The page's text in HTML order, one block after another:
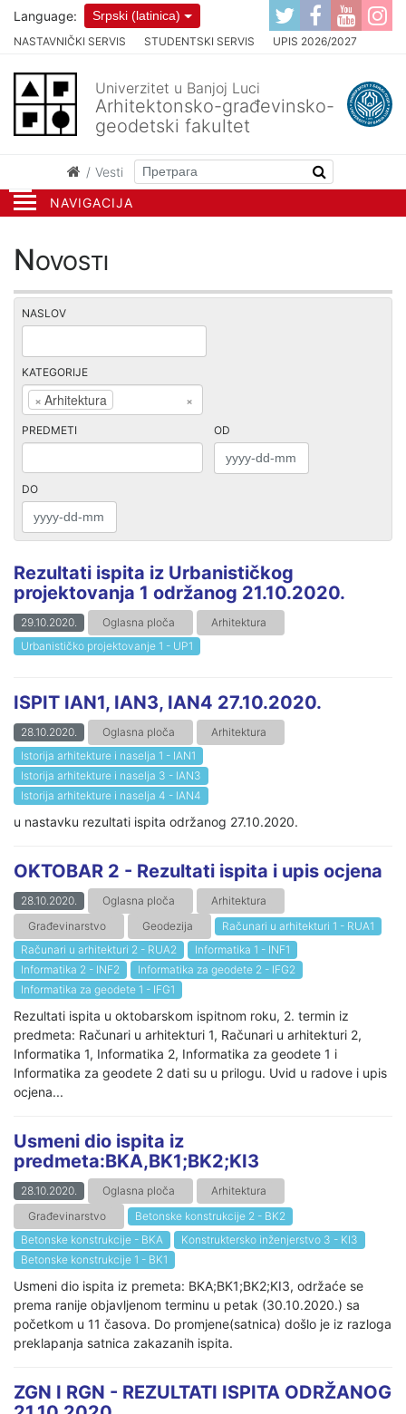
NAVIGACIJA
NASTAVNIČKI SERVIS STUDENTSKI SERVIS UPIS 2026/2027
Language: Srpski (latinica)
Univerzitet u Banjoj Luci
Arhitektonsko-građevinsko-
geodetski fakultet
Vesti
Novosti
NASLOV
KATEGORIJE
×
× Arhitektura
PREDMETI OD
DO
Rezultati ispita iz Urbanističkog
projektovanja 1 održanog 21.10.2020.
29.10.2020. Oglasna ploča
Arhitektura
Urbanističko projektovanje 1 - UP1
ISPIT IAN1, IAN3, IAN4 27.10.2020.
28.10.2020. Oglasna ploča
Arhitektura
Istorija arhitekture i naselja 1 - IAN1
Istorija arhitekture i naselja 3 - IAN3
Istorija arhitekture i naselja 4 - IAN4
u nastavku rezultati ispita održanog 27.10.2020.
OKTOBAR 2 - Rezultati ispita i upis ocjena
28.10.2020. Oglasna ploča
Arhitektura
Građevinarstvo
Geodezija
Računari u arhitekturi 1 - RUA1
Računari u arhitekturi 2 - RUA2
Informatika 1 - INF1
Informatika 2 - INF2
Informatika za geodete 2 - IFG2
Informatika za geodete 1 - IFG1
Rezultati ispita u oktobarskom ispitnom roku, 2. termin iz
predmeta: Računari u arhitekturi 1, Računari u arhitekturi 2,
Informatika 1, Informatika 2, Informatika za geodete 1 i
Informatika za geodete 2 dati su u prilogu. Uvid u radove i upis
ocjena...
Usmeni dio ispita iz
predmeta:BKA,BK1;BK2;KI3
28.10.2020. Oglasna ploča
Arhitektura
Građevinarstvo
Betonske konstrukcije 2 - BK2
Betonske konstrukcije - BKA
Konstruktersko inženjerstvo 3 - KI3
Betonske konstrukcije 1 - BK1
Usmeni dio ispita iz premeta: BKA;BK1;BK2;KI3, održaće se
prema ranije objavljenom terminu u petak (30.10.2020.) sa
početkom u 11 časova. Do promjene(satnica) došlo je iz razloga
preklapanja satnica zakazanih ispita.
ZGN I RGN - REZULTATI ISPITA ODRŽANOG